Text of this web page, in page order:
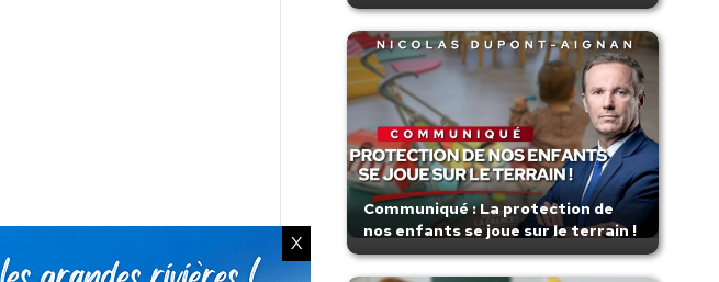
Communiqué : La protection de
nos enfants se joue sur le terrain !
X